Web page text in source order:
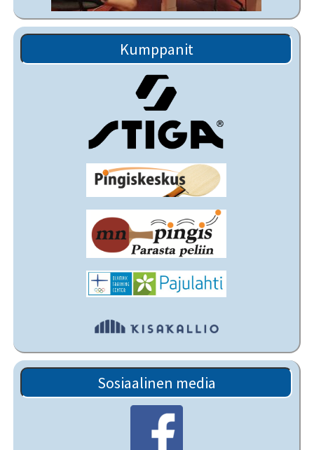
Kumppanit
Sosiaalinen media